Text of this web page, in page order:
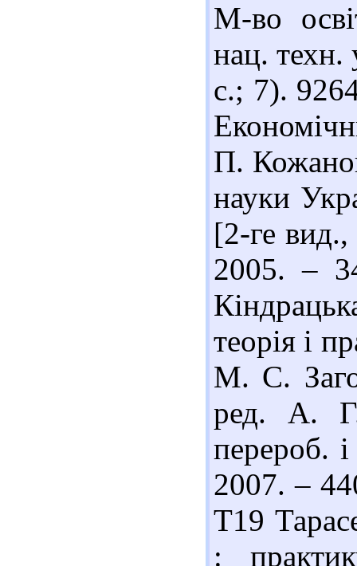
М-во
нац.
с.; 7).
П.
науки
[2-ге
2005. –
теорія і
М. С.
ред. А.
перероб.
2007. –
Т19
: